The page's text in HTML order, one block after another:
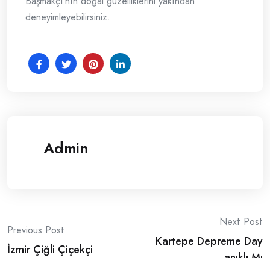
deneyimleyebilirsiniz.
Admin
Post
Previous Post
İzmir Çiğli Çiçekçi
Next Post
Kartepe Depreme Day